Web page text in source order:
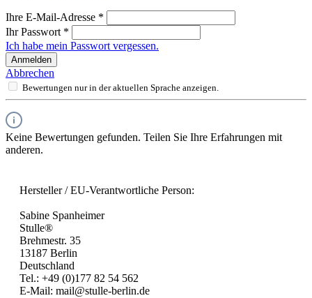
Ihre E-Mail-Adresse *
Ihr Passwort *
Ich habe mein Passwort vergessen.
Anmelden
Abbrechen
Bewertungen nur in der aktuellen Sprache anzeigen.
Keine Bewertungen gefunden. Teilen Sie Ihre Erfahrungen mit
anderen.
Hersteller / EU-Verantwortliche Person:
Sabine Spanheimer
Stulle®
Brehmestr. 35
13187 Berlin
Deutschland
Tel.: +49 (0)177 82 54 562
E-Mail: mail@stulle-berlin.de